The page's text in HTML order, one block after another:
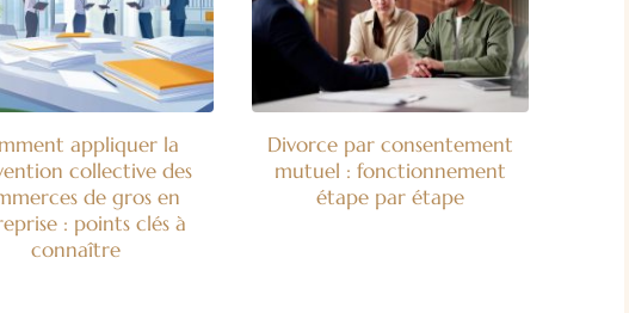
appliquer la
collective des
de gros en
: points clés à
connaître
Divorce par consentement
mutuel : fonctionnement
étape par étape